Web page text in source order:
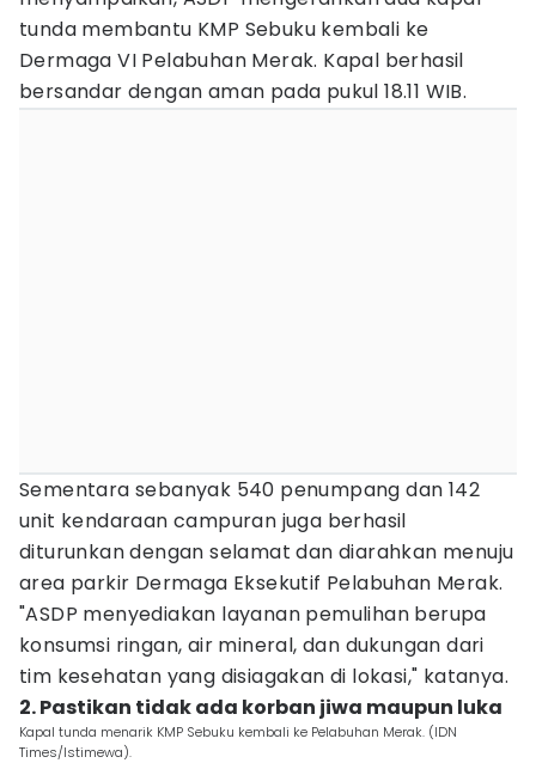
tunda membantu KMP Sebuku kembali ke
Dermaga VI Pelabuhan Merak. Kapal berhasil
bersandar dengan aman pada pukul 18.11 WIB.
Sementara sebanyak 540 penumpang dan 142
unit kendaraan campuran juga berhasil
diturunkan dengan selamat dan diarahkan menuju
area parkir Dermaga Eksekutif Pelabuhan Merak.
"ASDP menyediakan layanan pemulihan berupa
konsumsi ringan, air mineral, dan dukungan dari
tim kesehatan yang disiagakan di lokasi," katanya.
2. Pastikan tidak ada korban jiwa maupun luka
Kapal tunda menarik KMP Sebuku kembali ke Pelabuhan Merak. (IDN
Times/Istimewa).